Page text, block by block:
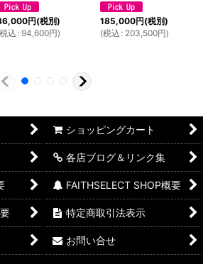
円(税別)
税込 : 94,600円)
185,000円(税別)
(税込 : 203,500円)
ショッピングカート
各店ブログ＆リンク集
FAITHSELECT SHOP概要
特定商取引法表示
お問い合せ